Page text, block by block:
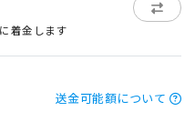
着金します
送金可能額について